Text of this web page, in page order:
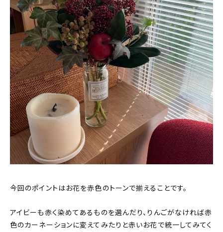
今回のポイントはお花を赤色のトーンで揃えることです。
アイビーも赤く染めてあるものを選んだり、りんごがなければ赤
色のカーネーションに変えてみたりと赤いお花で統一してみてく